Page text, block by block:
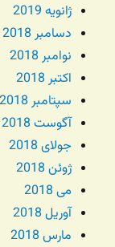
ژانویه 2019
دسامبر 2018
نوامبر 2018
اکتبر 2018
سپتامبر 2018
آگوست 2018
جولای 2018
ژوئن 2018
می 2018
آوریل 2018
مارس 2018